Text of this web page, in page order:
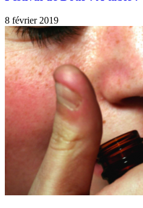
8 février 2019